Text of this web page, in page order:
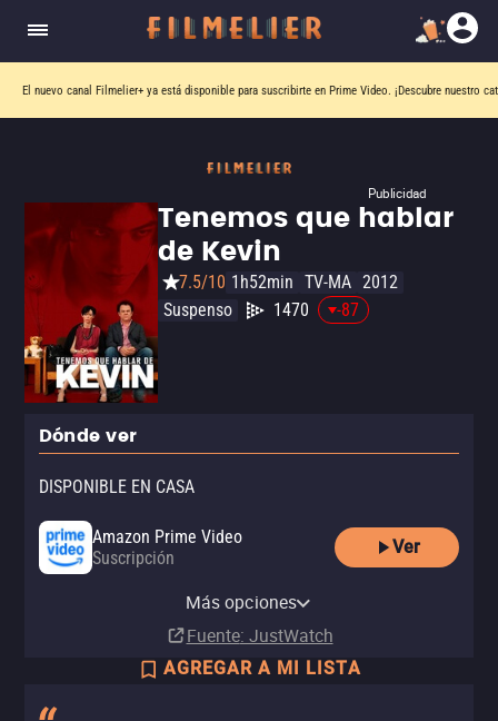
El nuevo canal Filmelier+ ya está disponible para suscribirte en Prime Video. ¡Descubre nuestro
Publicidad
Tenemos que hablar
de Kevin
7.5/10 1h52min TV-MA 2012
Suspenso
1470 -87
Dónde ver
DISPONIBLE EN CASA
Amazon Prime Video
Suscripción
Ver
Amazon Video
Más opciones
Fuente: JustWatch
AGREGAR A MI LISTA